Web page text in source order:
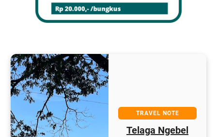
TRAVEL NOTE
Telaga Ngebel